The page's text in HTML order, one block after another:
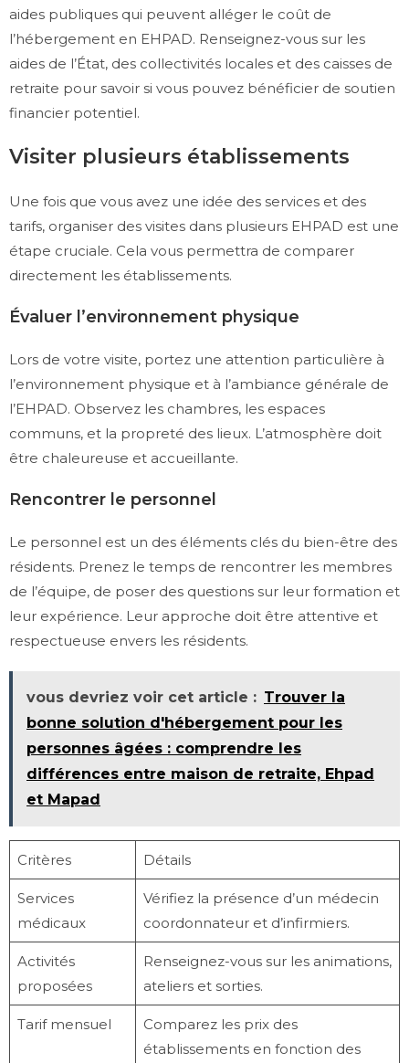
aides publiques qui peuvent alléger le coût de
l’hébergement en EHPAD. Renseignez-vous sur les
aides de l’État, des collectivités locales et des caisses de
retraite pour savoir si vous pouvez bénéficier de soutien
financier potentiel.
Visiter plusieurs établissements
Une fois que vous avez une idée des services et des
tarifs, organiser des visites dans plusieurs EHPAD est une
étape cruciale. Cela vous permettra de comparer
directement les établissements.
Évaluer l’environnement physique
Lors de votre visite, portez une attention particulière à
l’environnement physique et à l’ambiance générale de
l’EHPAD. Observez les chambres, les espaces
communs, et la propreté des lieux. L’atmosphère doit
être chaleureuse et accueillante.
Rencontrer le personnel
Le personnel est un des éléments clés du bien-être des
résidents. Prenez le temps de rencontrer les membres
de l’équipe, de poser des questions sur leur formation et
leur expérience. Leur approche doit être attentive et
respectueuse envers les résidents.
vous devriez voir cet article : Trouver la
bonne solution d'hébergement pour les
personnes âgées : comprendre les
différences entre maison de retraite, Ehpad
et Mapad
Critères Détails
Services
médicaux
Vérifiez la présence d’un médecin
coordonnateur et d’infirmiers.
Activités
proposées
Renseignez-vous sur les animations,
ateliers et sorties.
Tarif mensuel
Comparez les prix des
établissements en fonction des